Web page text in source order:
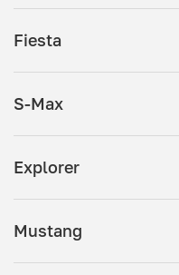
Fiesta
S-Max
Explorer
Mustang